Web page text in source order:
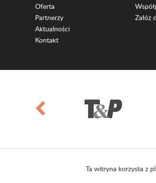
Oferta
Partnerzy
Aktualności
Kontakt
Załóż
Ta witryna korzysta z